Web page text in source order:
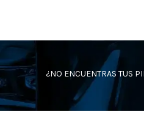
¿NO ENCUENTRAS TUS